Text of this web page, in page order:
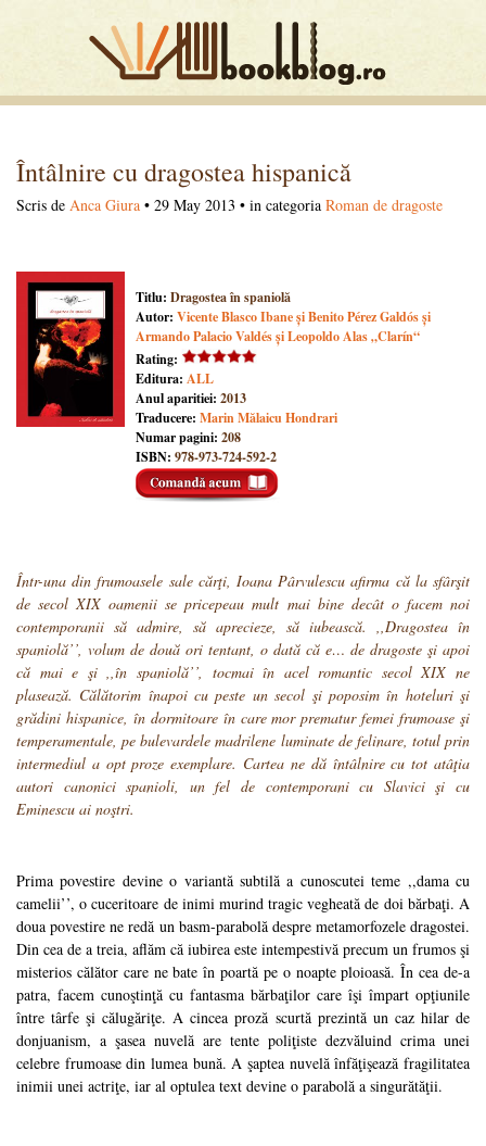
Întâlnire cu dragostea hispanică
Scris de Anca Giura • 29 May 2013 • in categoria Roman de dragoste
Titlu: Dragostea în spaniolă
Autor: Vicente Blasco Ibane și Benito Pérez Galdós și
Armando Palacio Valdés și Leopoldo Alas „Clarín“
Rating:
Editura: ALL
Anul aparitiei: 2013
Traducere: Marin Mălaicu Hondrari
Numar pagini: 208
ISBN: 978-973-724-592-2
Într-una din frumoasele sale cărţi, Ioana Pârvulescu afirma că la sfârşit
de secol XIX oamenii se pricepeau mult mai bine decât o facem noi
contemporanii să admire, să aprecieze, să iubească. ,,Dragostea în
spaniolă’’, volum de două ori tentant, o dată că e… de dragoste şi apoi
că mai e şi ,,în spaniolă’’, tocmai în acel romantic secol XIX ne
plasează. Călătorim înapoi cu peste un secol şi poposim în hoteluri şi
grădini hispanice, în dormitoare în care mor prematur femei frumoase şi
temperamentale, pe bulevardele madrilene luminate de felinare, totul prin
intermediul a opt proze exemplare. Cartea ne dă întâlnire cu tot atâţia
autori canonici spanioli, un fel de contemporani cu Slavici şi cu
Eminescu ai noştri.
Prima povestire devine o variantă subtilă a cunoscutei teme ,,dama cu
camelii’’, o cuceritoare de inimi murind tragic vegheată de doi bărbaţi. A
doua povestire ne redă un basm-parabolă despre metamorfozele dragostei.
Din cea de a treia, aflăm că iubirea este intempestivă precum un frumos şi
misterios călător care ne bate în poartă pe o noapte ploioasă. În cea de-a
patra, facem cunoştinţă cu fantasma bărbaţilor care îşi împart opţiunile
între târfe şi călugăriţe. A cincea proză scurtă prezintă un caz hilar de
donjuanism, a şasea nuvelă are tente poliţiste dezvăluind crima unei
celebre frumoase din lumea bună. A şaptea nuvelă înfăţişează fragilitatea
inimii unei actriţe, iar al optulea text devine o parabolă a singurătăţii.